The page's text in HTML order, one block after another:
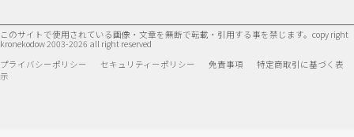
このサイトで使用されている画像・文章を無断で転載・引用する事を禁じます。 copy right
kronekodow 2003-2026 all right reserved
プライバシーポリシー
セキュリティーポリシー 免責事項
特定商取引に基づく表
示